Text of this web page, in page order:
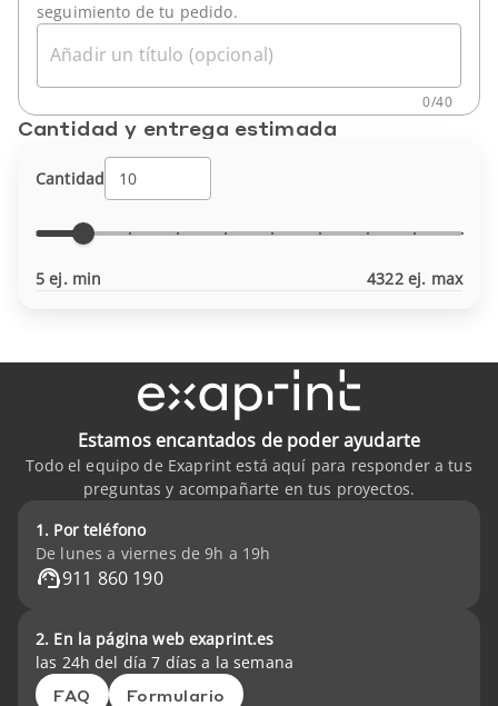
seguimiento de tu pedido.
Añadir un título (opcional)
0/40
Cantidad y entrega estimada
Cantidad
5 ej. min 4322 ej. max
Estamos encantados de poder ayudarte
Todo el equipo de Exaprint está aquí para responder a tus
preguntas y acompañarte en tus proyectos.
1. Por teléfono
De lunes a viernes de 9h a 19h
911 860 190
2. En la página web exaprint.es
las 24h del día 7 días a la semana
FAQ Formulario